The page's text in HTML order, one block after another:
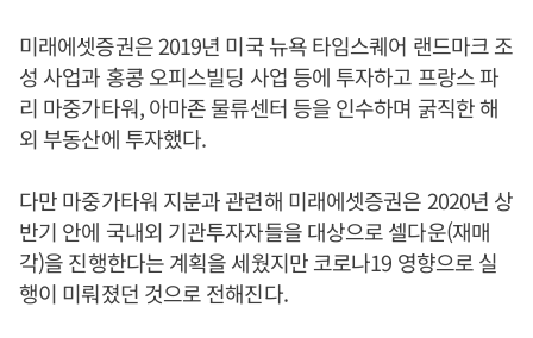
미래에셋증권은 2019년 미국 뉴욕 타임스퀘어 랜드마크 조
성 사업과 홍콩 오피스빌딩 사업 등에 투자하고 프랑스 파
리 마중가타워, 아마존 물류센터 등을 인수하며 굵직한 해
외 부동산에 투자했다.
다만 마중가타워 지분과 관련해 미래에셋증권은 2020년 상
반기 안에 국내외 기관투자자들을 대상으로 셀다운(재매
각)을 진행한다는 계획을 세웠지만 코로나19 영향으로 실
행이 미뤄졌던 것으로 전해진다.